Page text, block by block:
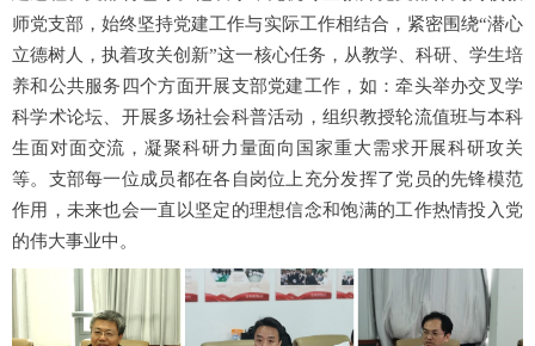
师党支部，始终坚持党建工作与实际工作相结合，紧密围绕“潜心
立德树人，执着攻关创新”这一核心任务，从教学、科研、学生培
养和公共服务四个方面开展支部党建工作，如：牵头举办交叉学
科学术论坛、开展多场社会科普活动，组织教授轮流值班与本科
生面对面交流，凝聚科研力量面向国家重大需求开展科研攻关
等。支部每一位成员都在各自岗位上充分发挥了党员的先锋模范
作用，未来也会一直以坚定的理想信念和饱满的工作热情投入党
的伟大事业中。